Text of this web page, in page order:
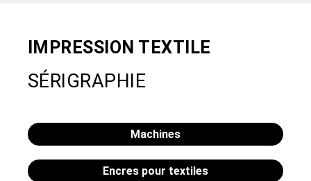
IMPRESSION TEXTILE
SÉRIGRAPHIE
Machines
Encres pour textiles